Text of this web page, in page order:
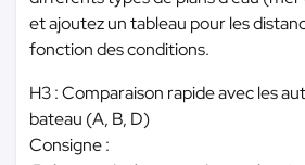
et ajoutez un tableau pour les
fonction des conditions.
H3 : Comparaison rapide avec les
bateau (A, B, D)
Consigne :